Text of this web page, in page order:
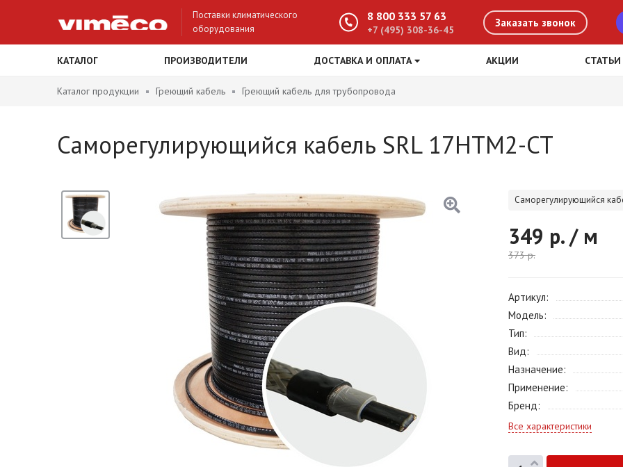
Поставки климатического
оборудования
8 800 333 57 63
+7 (495) 308-36-45
Заказать звонок
КАТАЛОГ ПРОИЗВОДИТЕЛИ ДОСТАВКА И ОПЛАТА АКЦИИ СТАТЬИ
Каталог продукции Греющий кабель Греющий кабель для трубопровода
Саморегулирующийся кабель SRL 17HTM2-CT
Саморегулирующийся
349 р. / м
373р.
Артикул
Модель
Тип
Вид
Назначение
Применение
Бренд
Все характеристики